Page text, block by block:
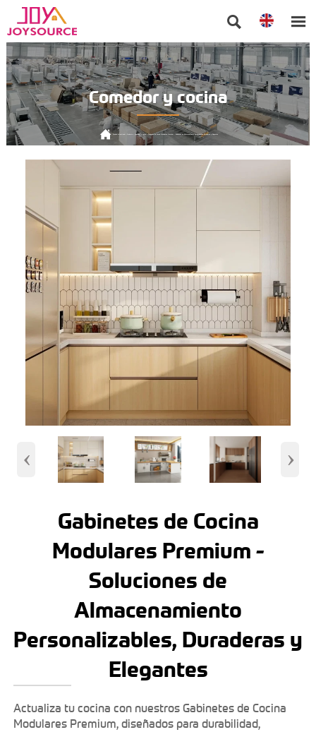
 
Comedor y cocina

‹ ›
Gabinetes de Cocina
Modulares Premium -
Soluciones de
Almacenamiento
Personalizables, Duraderas y
Elegantes
Actualiza tu cocina con nuestros Gabinetes de Cocina
Modulares Premium, diseñados para durabilidad,